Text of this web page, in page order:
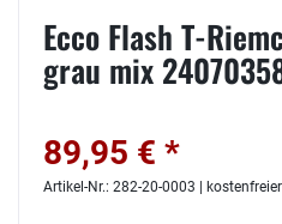
Ecco Flash T-
grau mix
89,95 € *
Artikel-Nr.: 282-20-0003 |